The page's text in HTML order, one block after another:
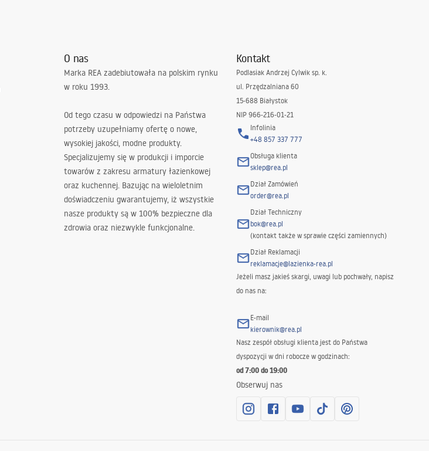
O nas
Marka REA zadebiutowała na polskim rynku
w roku 1993.
Od tego czasu w odpowiedzi na Państwa
potrzeby uzupełniamy ofertę o nowe,
wysokiej jakości, modne produkty.
Specjalizujemy się w produkcji i imporcie
towarów z zakresu armatury łazienkowej
oraz kuchennej. Bazując na wieloletnim
doświadczeniu gwarantujemy, iż wszystkie
nasze produkty są w 100% bezpieczne dla
zdrowia oraz niezwykle funkcjonalne.
Kontakt
Podlasiak Andrzej Cylwik sp. k.
ul. Przędzalniana 60
15-688 Białystok
NIP 966-216-01-21
Infolinia
+48 857 337 777
Obsługa klienta
sklep@rea.pl
Dział Zamówień
order@rea.pl
Dział Techniczny
bok@rea.pl
(kontakt także w sprawie części zamiennych)
Dział Reklamacji
reklamacje@lazienka-rea.pl
Jeżeli masz jakieś skargi, uwagi lub pochwały, napisz
do nas na:
E-mail
kierownik@rea.pl
Nasz zespół obsługi klienta jest do Państwa
dyspozycji w dni robocze w godzinach:
od 7:00 do 19:00
Obserwuj nas